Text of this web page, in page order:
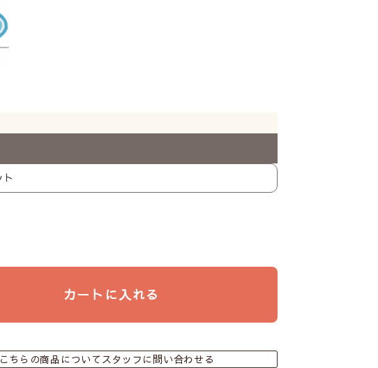
カートに入れる
こちらの商品についてスタッフに問い合わせる